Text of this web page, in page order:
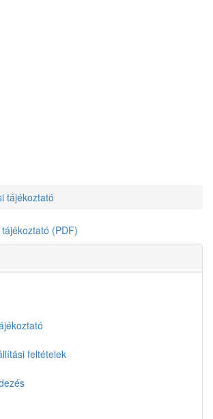
tájékoztató
(PDF)
feltételek